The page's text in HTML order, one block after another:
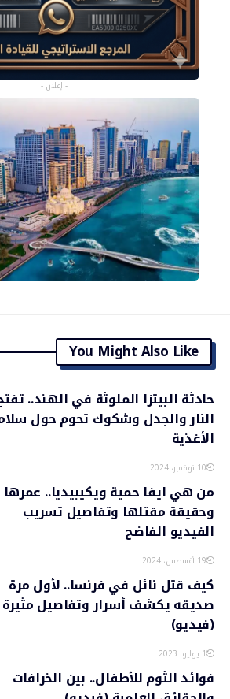
- إعلان -
You Might Also Like
حادثة البيتزا الملوثة في الهند..
النار والجدل وشكوك تحوم حول
الأغذية
10 نوفمبر، 2024
من هي ايفا حمية ويكيبيديا.. عمرها
وحقيقة مقتلها وتفاصيل تسريب
الفيديو الفاضح
19 أغسطس، 2024
كيف قتل نائل في فرنسا.. لأول مرة
صديقه يكشف أسرار وتفاصيل مثيرة
(فيديو)
1 يوليو، 2023
فوائد الثوم للأطفال.. بين الخرافات